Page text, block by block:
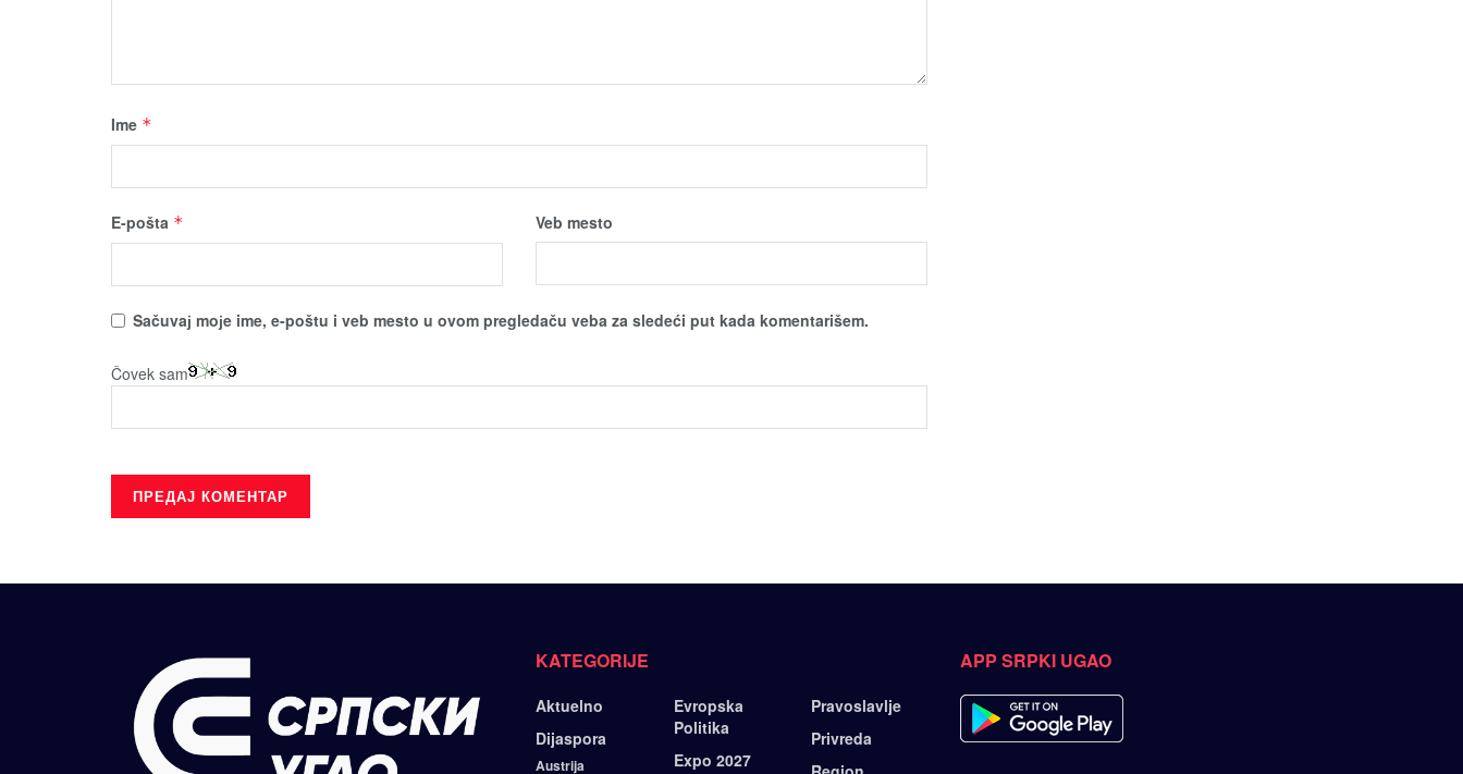
Ime *
E-pošta * Veb mesto
Sačuvaј moјe ime, e-poštu i veb mesto u ovom pregledaču veba za sledeći put kada komentarišem.
Čovek sam
KATEGORIJE
Aktuelno
Dijaspora
Austrija
Evropska
Politika
Expo 2027
Pravoslavlje
Privreda
APP SRPKI UGAO